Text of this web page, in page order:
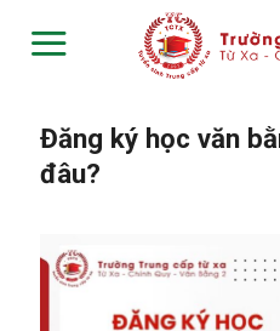
Đăng ký học văn
đâu?